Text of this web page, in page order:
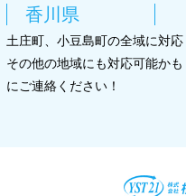
香川県
土庄町、小豆島町の全域に対応
その他の地域にも対応可能か
にご連絡ください！